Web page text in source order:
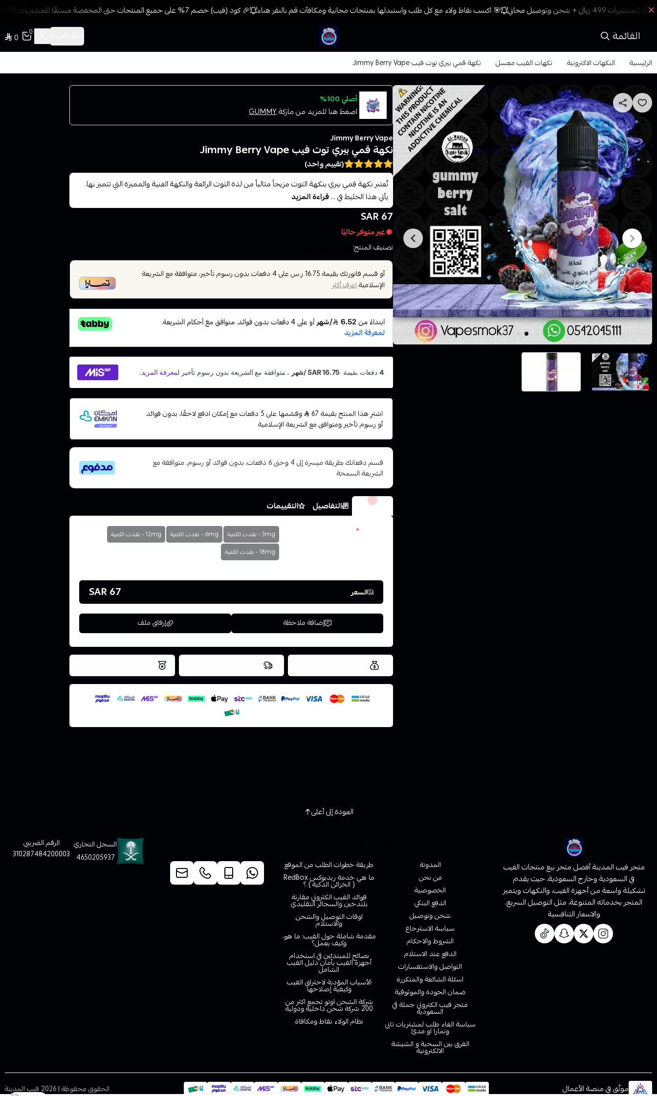
🎯 اكسب نقاط ولاء مع كل طلب واستبدلها بمنتجات مجانية ومكافآت قم بالنقر هناء 🎉 كود (فيب) خصم 7% على جميع المنتجات حتى المخفضة مسبقًا للمشتريات 499 ريال + شحن وتوصيل مجاني
القائمة فيب المدينة
0
0
الرئيسية النكهات الاكترونية نكهات الفيب معسل نكهة قمي بيري توت فيب Jimmy Berry Vape
أصلي 100%
اضغط هنا للمزيد من ماركةGUMMY
Jimmy Berry Vape
نكهة قمي بيري توت فيب Jimmy Berry Vape
(تقييم واحد)
تُعتبر نكهة قمي بيري بنكهة التوت مزيجاً مثالياً من لذة التوت الرائعة والنكهة الغنية والمميزة التي تتميز بها.
يأتي هذا الخليط في ...قراءة المزيد
67 SAR
غير متوفر حاليًا
تصنيف المنتج:
أو قسم فاتورتك بقيمة 16.75 ر.س على4 دفعات بدون رسوم تأخير، متوافقة مع الشريعة
الإسلاميةاعرف أكثر
اشترِ هذا المنتج بقيمة 67
وقسّمها على 5 دفعات مع إمكان ادفع لاحقًا، بدون فوائد
أو رسوم تأخير ومتوافق مع الشريعة الإسلامية
قسم دفعاتك بطريقة ميسرة إلى 4 وحتى 6 دفعات، بدون فوائد أو رسوم. متوافقة مع
الشريعة السمحة
الخيارات التفاصيل التقييمات
* 3mg - نفدت الكمية 6mg - نفدت الكمية
12mg - نفدت الكمية
18mg - نفدت الكمية
السعر 67 SAR
إضافة ملاحظة إرفاق ملف
اسحب و افلت الملف هنا
استعراض
العروض والشحن مجاني نتميز بلجودة والتخزين الامن
العودة إلى أعلى
متجر فيب المدينة أفضل متجر بيع منتجات الفيب
في السعودية وخارج السعودية، حيث يقدم
تشكيلة واسعة من أجهزة الفيب، والنكهات ويتميز
المتجر بخدماته المتنوعة، مثل التوصيل السريع،
والاسعار التنافسية
المدونة
من نحن
الخصوصية
الدفع البنكي
شحن وتوصيل
سياسة الاسترجاع
الشروط والاحكام
الدفع عند الاستلام
التواصل والاستفسارات
اسئلة الشائعة والمتكررة
ضمان الجودة والموثوقية
متجر فيب الكتروني جملة في
السعودية
سياسة الغاء طلب لمشتريات تابي
وتمارا او مدئ
الفرق بين السحبة و الشيشة
الالكترونية
طريقة خطوات الطلب من الموقع
ما هي خدمة ريدبوكس RedBox
( الخزائن الذكية ) ؟
فوائد الفيب الكتروني مقارنة
بلتدخين والسجائر التقليدي
اوقات التوصيل والشحن
والاستلام
مقدمة شاملة حول الفيب: ما هو،
وكيف يعمل؟
نصائح للمبتدئين في استخدام
أجهزة الفيب بأمان دليل الفيب
الشامل
الأسباب المؤدية لاحتراق الفيب
وكيفية إصلاحها
شركة الشحن اوتو تجمع اكثر من
200 شركة شحن داخلية ودولية
نظام الولاء نقاط ومكافاة
السجل التجاري
4650205937
الرقم الضريبي
310287484200003
موثّق في منصة الأعمال الحقوق محفوظة | 2026 فيب المدينة